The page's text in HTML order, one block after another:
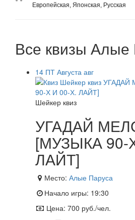
Европейская, Японская, Русская
Все квизы Алые
14 ПТ Августа авг
Шейкер квиз
УГАДАЙ
[МУЗЫКА 90-
ЛАЙТ]
Место: Алые Паруса
Начало игры: 19:30
Цена: 700 руб./чел.